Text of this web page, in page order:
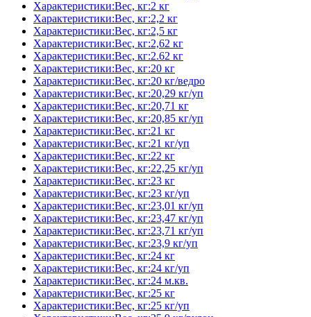
Характеристики:Вес, кг:2 кг
Характеристики:Вес, кг:2,2 кг
Характеристики:Вес, кг:2,5 кг
Характеристики:Вес, кг:2,62 кг
Характеристики:Вес, кг:2.62 кг
Характеристики:Вес, кг:20 кг
Характеристики:Вес, кг:20 кг/ведро
Характеристики:Вес, кг:20,29 кг/уп
Характеристики:Вес, кг:20,71 кг
Характеристики:Вес, кг:20,85 кг/уп
Характеристики:Вес, кг:21 кг
Характеристики:Вес, кг:21 кг/уп
Характеристики:Вес, кг:22 кг
Характеристики:Вес, кг:22,25 кг/уп
Характеристики:Вес, кг:23 кг
Характеристики:Вес, кг:23 кг/уп
Характеристики:Вес, кг:23,01 кг/уп
Характеристики:Вес, кг:23,47 кг/уп
Характеристики:Вес, кг:23,71 кг/уп
Характеристики:Вес, кг:23,9 кг/уп
Характеристики:Вес, кг:24 кг
Характеристики:Вес, кг:24 кг/уп
Характеристики:Вес, кг:24 м.кв.
Характеристики:Вес, кг:25 кг
Характеристики:Вес, кг:25 кг/уп